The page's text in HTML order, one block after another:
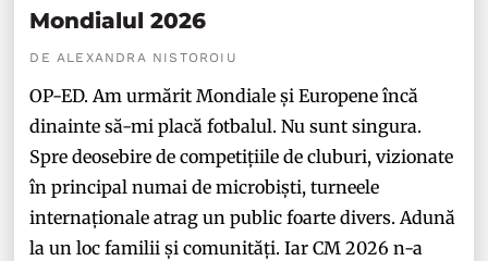
Mondialul 2026
DE ALEXANDRA NISTOROIU
OP-ED. Am urmărit Mondiale și Europene încă
dinainte să-mi placă fotbalul. Nu sunt singura.
Spre deosebire de competițiile de cluburi, vizionate
în principal numai de microbiști, turneele
internaționale atrag un public foarte divers. Adună
la un loc familii și comunități. Iar CM 2026 n-a